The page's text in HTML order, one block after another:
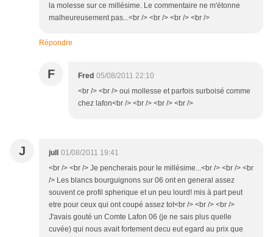
la molesse sur ce millésime. Le commentaire ne m'étonne
malheureusement pas...<br /> <br /> <br /> <br />
Répondre
F Fred 05/08/2011 22:10
<br /> <br /> oui mollesse et parfois surboisé comme
chez lafon<br /> <br /> <br /> <br />
J jull
01/08/2011 19:41
<br /> <br /> Je pencherais pour le millésime...<br /> <br /> <br
/> Les blancs bourguignons sur 06 ont en general assez
souvent ce profil spherique et un peu lourd! mis à part peut
etre pour ceux qui ont coupé assez tot<br /> <br /> <br />
J'avais gouté un Comte Lafon 06 (je ne sais plus quelle
cuvée) qui nous avait fortement decu eut egard au prix que